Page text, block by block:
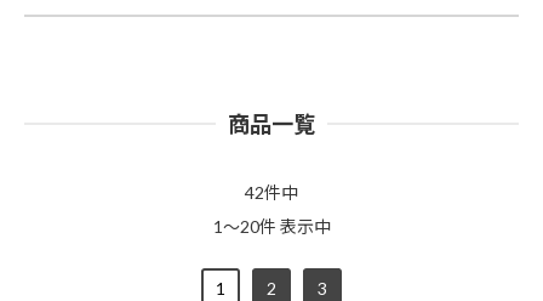
商品一覧
42件中
1～20件 表示中
1 2 3